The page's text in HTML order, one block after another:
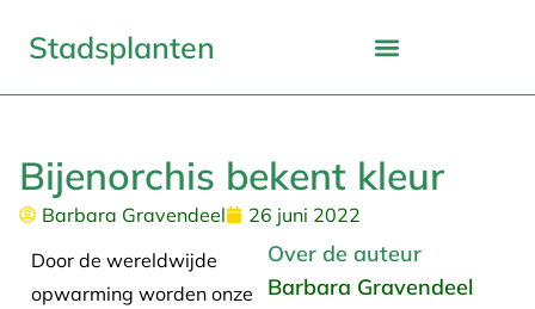
Stadsplanten
Bijenorchis bekent kleur
Barbara Gravendeel
26 juni 2022
Door de wereldwijde
opwarming worden onze
Over de auteur
Barbara Gravendeel